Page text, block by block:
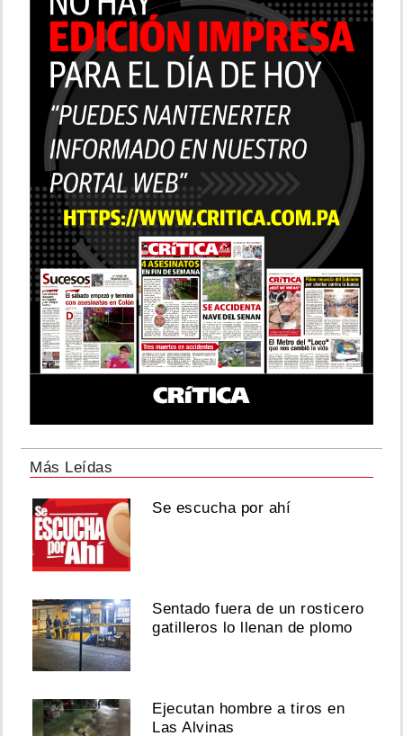
Más Leídas
Se escucha por ahí
Sentado fuera de un rosticero
gatilleros lo llenan de plomo
Ejecutan hombre a tiros en
Las Alvinas